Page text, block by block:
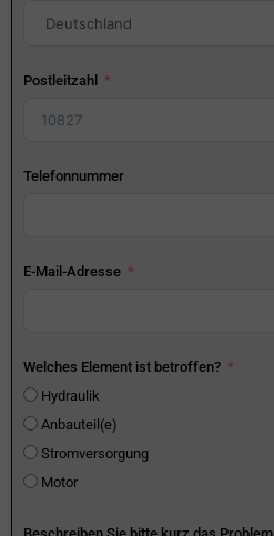
Postleitzahl
Telefonnummer
E-Mail-Adresse
Welches Element ist betroffen?
Hydraulik
Anbauteil(e)
Stromversorgung
Motor